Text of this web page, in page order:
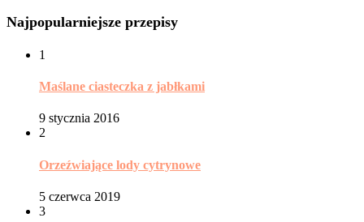
Najpopularniejsze przepisy
1
Maślane ciasteczka z jabłkami
9 stycznia 2016
2
Orzeźwiające lody cytrynowe
5 czerwca 2019
3